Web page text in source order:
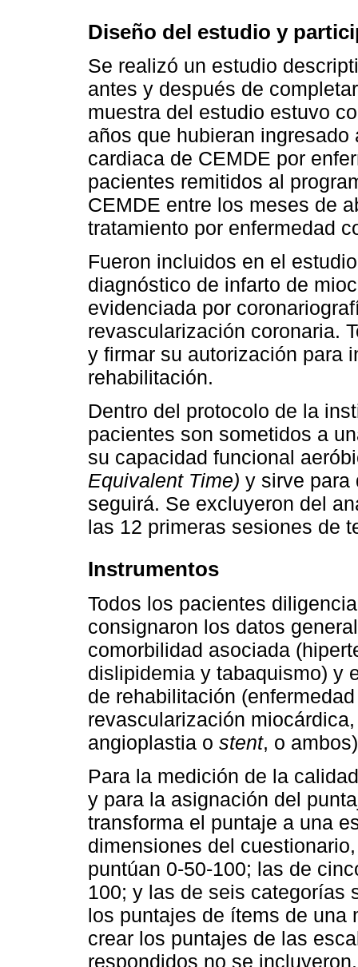
Diseño del estudio y
Se realizó un estudio
antes y después de
muestra del estudio estuvo
años que hubieran
cardiaca de CEMDE por
pacientes remitidos al
CEMDE entre los meses de
tratamiento por enfermedad
Fueron incluidos en el
diagnóstico de infarto de
evidenciada por
revascularización coronaria.
y firmar su autorización para
rehabilitación.
Dentro del protocolo de la
pacientes son sometidos a
su capacidad funcional
Equivalent Time) y sirve para
seguirá. Se excluyeron del
las 12 primeras sesiones de
Instrumentos
Todos los pacientes
consignaron los datos
comorbilidad asociada
dislipidemia y tabaquismo) y
de rehabilitación
revascularización
angioplastia o stent, o
Para la medición de la
y para la asignación del
transforma el puntaje a una
dimensiones del
puntúan 0-50-100; las de
100; y las de seis categorías
los puntajes de ítems de una
crear los puntajes de las
respondidos no se incluyeron.